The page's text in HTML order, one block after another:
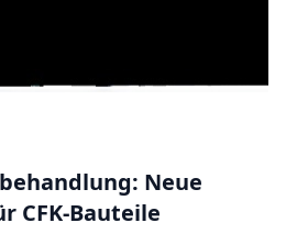
Neue
CFK-Bauteile